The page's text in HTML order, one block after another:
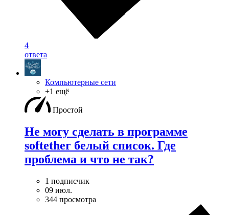
4
ответа
Компьютерные сети
+1 ещё
Простой
Не могу сделать в программе
softether белый список. Где
проблема и что не так?
1 подписчик
09 июл.
344 просмотра